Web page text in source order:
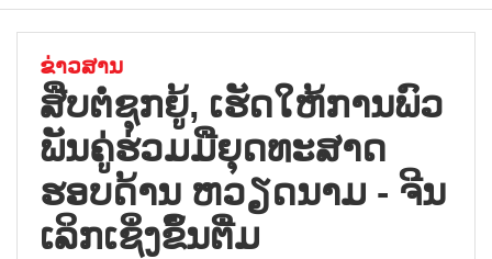
ຂ່າວສານ
ສືບ​ຕໍ່​ຊຸກ​ຍູ້, ເຮັດ​ໃຫ້​ການ​ພົວ​
ພັນ​ຄູ່​ຮ່ວມ​ມື​ຍຸດ​ທະ​ສາດ​
ຮອບ​ດ້ານ ຫວຽດ​ນາມ - ຈີນ
ເລິກ​ເຊິ່ງ​ຂຶ້ນ​ຕື່ມ